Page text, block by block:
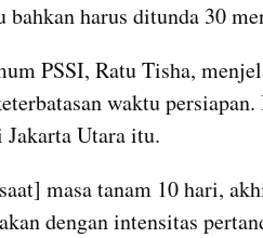
bahkan harus ditunda 30
PSSI, Ratu Tisha,
waktu
Utara itu.
masa tanam 10 hari,
dengan intensitas